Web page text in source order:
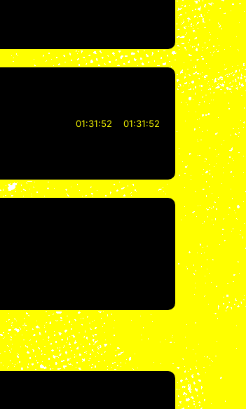
01:31:52 01:31:52